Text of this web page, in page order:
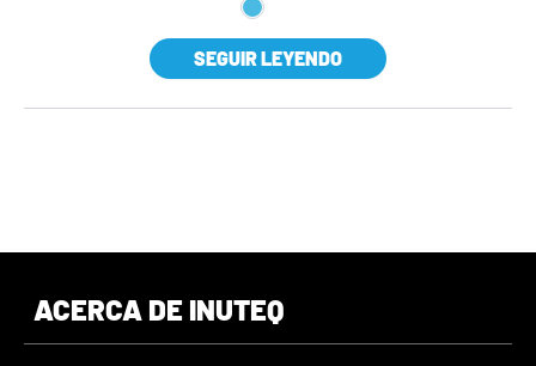
SEGUIR LEYENDO
ACERCA DE INUTEQ